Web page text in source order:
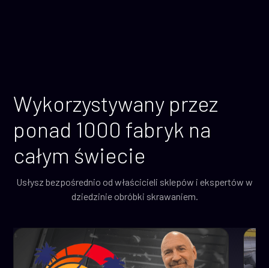
Wykorzystywany przez
ponad 1000 fabryk na
całym świecie
Usłysz bezpośrednio od właścicieli sklepów i ekspertów w
dziedzinie obróbki skrawaniem.